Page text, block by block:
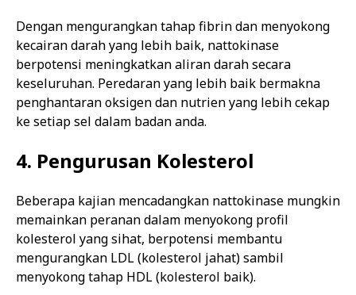
Dengan mengurangkan tahap fibrin dan menyokong
kecairan darah yang lebih baik, nattokinase
berpotensi meningkatkan aliran darah secara
keseluruhan. Peredaran yang lebih baik bermakna
penghantaran oksigen dan nutrien yang lebih cekap
ke setiap sel dalam badan anda.
4. Pengurusan Kolesterol
Beberapa kajian mencadangkan nattokinase mungkin
memainkan peranan dalam menyokong profil
kolesterol yang sihat, berpotensi membantu
mengurangkan LDL (kolesterol jahat) sambil
menyokong tahap HDL (kolesterol baik).